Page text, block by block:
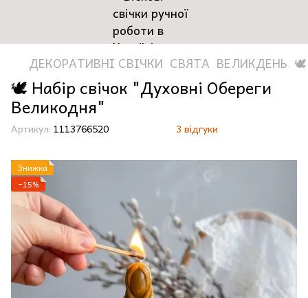
ДЕКОРАТИВНІ СВІЧКИ СВЯТА ВЕЛИКДЕНЬ 🕊️
🕊️ Набір свічок "Духовні Обереги
Великодня"
Артикул: 1113766520 3 відгуки
Знижка
−15%